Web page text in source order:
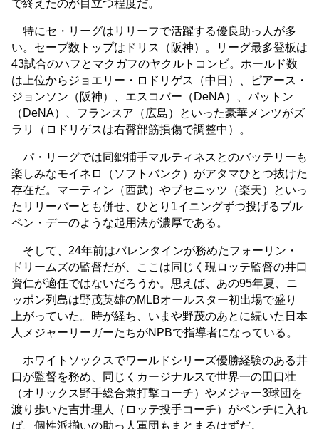
で終えたのが目立つ程度だ。
特にセ・リーグはリリーフで活躍する優良助っ人が多
い。セーブ数トップはドリス（阪神）。リーグ最多登板は
43試合のハフとマクガフのヤクルトコンビ。ホールド数
は上位からジョエリー・ロドリゲス（中日）、ピアース・
ジョンソン（阪神）、エスコバー（DeNA）、パットン
（DeNA）、フランスア（広島）といった豪華メンツがズ
ラリ（ロドリゲスは右臀部筋損傷で調整中）。
パ・リーグでは同郷捕手マルティネスとのバッテリーも
楽しみなモイネロ（ソフトバンク）がアタマひとつ抜けた
存在だ。マーティン（西武）やブセニッツ（楽天）といっ
たリリーバーとも併せ、ひとり1イニングずつ投げるブル
ペン・デーのような起用法が濃厚である。
そして、24年前はバレンタインが務めたフォーリン・
ドリームズの監督だが、ここは同じく現ロッテ監督の井口
資仁が適任ではないだろうか。思えば、あの95年夏、ニ
ッポン列島は野茂英雄のMLBオールスター初出場で盛り
上がっていた。時が経ち、いまや野茂のあとに続いた日本
人メジャーリーガーたちがNPBで指導者になっている。
ホワイトソックスでワールドシリーズ優勝経験のある井
口が監督を務め、同じくカージナルスで世界一の田口壮
（オリックス野手総合兼打撃コーチ）やメジャー3球団を
渡り歩いた吉井理人（ロッテ投手コーチ）がベンチに入れ
ば、個性派揃いの助っ人軍団もまとまるはずだ。